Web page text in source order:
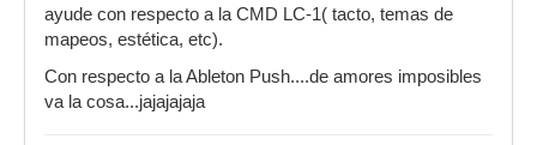
ayude con respecto a la CMD LC-1( tacto, temas de
mapeos, estética, etc).
Con respecto a la Ableton Push....de amores imposibles
va la cosa...jajajajaja